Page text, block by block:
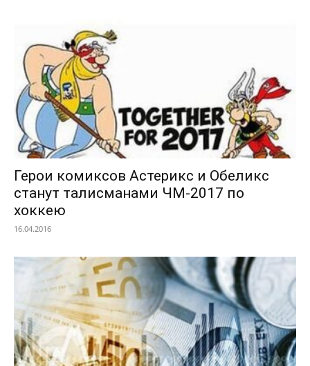
Герои комиксов Астерикс и Обеликс
станут талисманами ЧМ-2017 по
хоккею
16.04.2016